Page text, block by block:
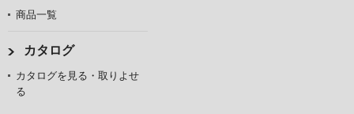
商品一覧
カタログ
カタログを見る・取りよせ
る